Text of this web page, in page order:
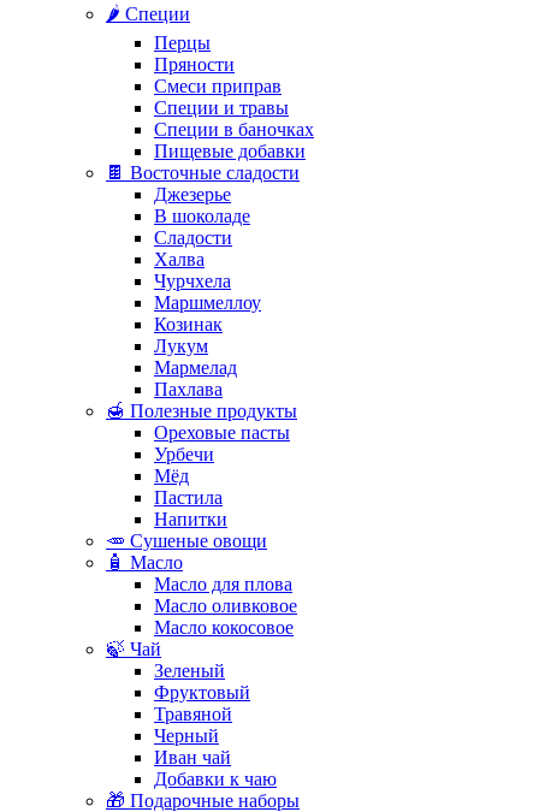
🌶️ Специи
Перцы
Пряности
Смеси приправ
Специи и травы
Специи в баночках
Пищевые добавки
🍫 Восточные сладости
Джезерье
В шоколаде
Сладости
Халва
Чурчхела
Маршмеллоу
Козинак
Лукум
Мармелад
Пахлава
🍯 Полезные продукты
Ореховые пасты
Урбечи
Мёд
Пастила
Напитки
🥕 Сушеные овощи
🧴 Масло
Масло для плова
Масло оливковое
Масло кокосовое
🍃 Чай
Зеленый
Фруктовый
Травяной
Черный
Иван чай
Добавки к чаю
🎁 Подарочные наборы